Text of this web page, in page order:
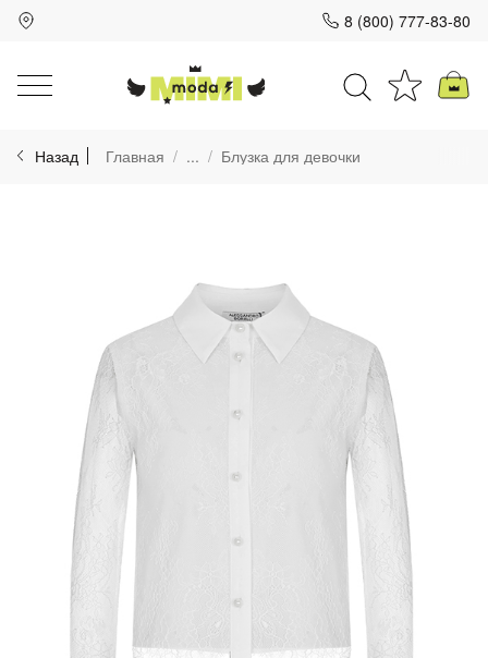
8 (800) 777-83-80
Назад Главная ... Блузка для девочки
Для клиентов всех банков
Разбейте
График платежей
Добавляйте товары
в корзину
Оплачивайте сегодня только